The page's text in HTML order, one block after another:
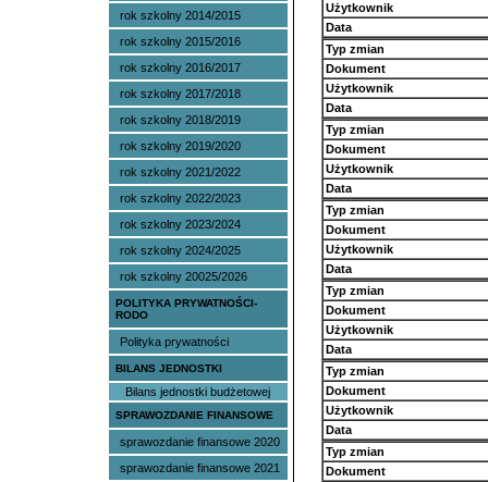
rok szkolny 2014/2015
rok szkolny 2015/2016
rok szkolny 2016/2017
rok szkolny 2017/2018
rok szkolny 2018/2019
rok szkolny 2019/2020
rok szkolny 2021/2022
rok szkolny 2022/2023
rok szkolny 2023/2024
rok szkolny 2024/2025
rok szkolny 20025/2026
POLITYKA PRYWATNOŚCI-
RODO
Polityka prywatności
BILANS JEDNOSTKI
Bilans jednostki budżetowej
SPRAWOZDANIE FINANSOWE
sprawozdanie finansowe 2020
sprawozdanie finansowe 2021
Użytkownik
Data
Typ zmian
Dokument
Użytkownik
Data
Typ zmian
Dokument
Użytkownik
Data
Typ zmian
Dokument
Użytkownik
Data
Typ zmian
Dokument
Użytkownik
Data
Typ zmian
Dokument
Użytkownik
Data
Typ zmian
Dokument